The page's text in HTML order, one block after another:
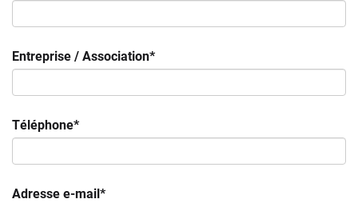
Entreprise / Association*
Téléphone*
Adresse e-mail*